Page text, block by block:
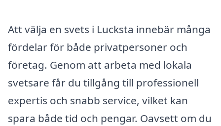
Att välja en svets i Lucksta innebär många
fördelar för både privatpersoner och
företag. Genom att arbeta med lokala
svetsare får du tillgång till professionell
expertis och snabb service, vilket kan
spara både tid och pengar. Oavsett om du